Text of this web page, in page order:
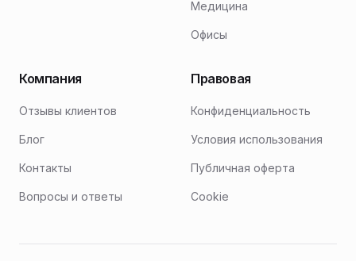
Медицина
Офисы
Компания
Отзывы клиентов
Блог
Контакты
Вопросы и ответы
Правовая
Конфиденциальность
Условия использования
Публичная оферта
Cookie